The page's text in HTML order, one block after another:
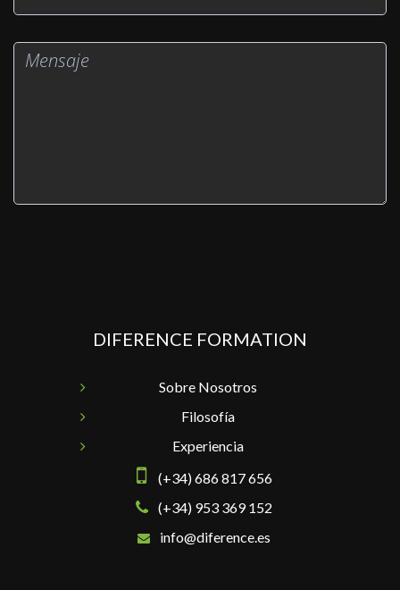
DIFERENCE FORMATION
Sobre Nosotros
Filosofía
Experiencia
(+34) 686 817 656
(+34) 953 369 152
info@diference.es